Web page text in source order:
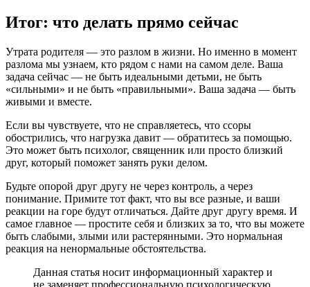
Итог: что делать прямо сейчас
Утрата родителя — это разлом в жизни. Но именно в момент
разлома мы узнаем, кто рядом с нами на самом деле. Ваша
задача сейчас — не быть идеальными детьми, не быть
«сильными» и не быть «правильными». Ваша задача — быть
живыми и вместе.
Если вы чувствуете, что не справляетесь, что ссоры
обострились, что нагрузка давит — обратитесь за помощью.
Это может быть психолог, священник или просто близкий
друг, который поможет занять руки делом.
Будьте опорой друг другу не через контроль, а через
понимание. Примите тот факт, что вы все разные, и ваши
реакции на горе будут отличаться. Дайте друг другу время. И
самое главное — простите себя и близких за то, что вы можете
быть слабыми, злыми или растерянными. Это нормальная
реакция на ненормальные обстоятельства.
Данная статья носит информационный характер и